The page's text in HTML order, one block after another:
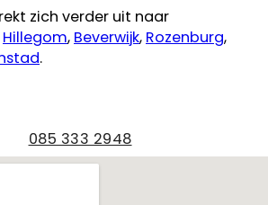
zich verder uit naar
Hillegom, Beverwijk, Rozenburg,
.
085 333 2948